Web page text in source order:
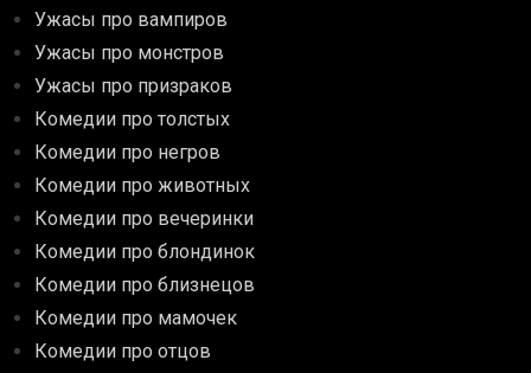
Ужасы про вампиров
Ужасы про монстров
Ужасы про призраков
Комедии про толстых
Комедии про негров
Комедии про животных
Комедии про вечеринки
Комедии про блондинок
Комедии про близнецов
Комедии про мамочек
Комедии про отцов